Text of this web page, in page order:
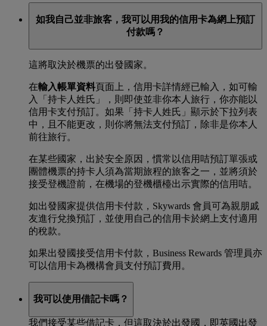
如我自己並非旅客，我可以用我的信用卡為網上預訂
付款嗎？
這將取決於機票的出發國家。
在輸入帳單資料頁面上，信用卡詳情經已輸入，如可輸
入「持卡人姓氏」，則即使並非你本人旅行，你亦能以
信用卡支付預訂。如果「持卡人姓氏」顯示於下拉列表
中，且不能更改，則你將無法支付預訂，除非是你本人
前往旅行。
在某些國家，出於安全原因，慣常以信用咭預訂單張或
團體機票的持卡人須為當期旅程的旅客之一，並將須於
接受登機證前，在機場的登機櫃檯出示實際的信用咭。
如出發國家提供信用卡付款，Skywards 會員可為親朋戚
友進行兌換預訂，並使用自己的信用卡於網上支付適用
的稅款。
如果出發國接受信用卡付款，Business Rewards 管理員亦
可以信用卡為機構會員支付預訂費用。
我可以使用借記卡嗎？
我們接受某些借記卡，但這取決於出發國，即英國出發